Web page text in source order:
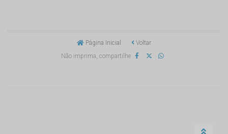
Página Inicial
Voltar
Não imprima, compartilhe